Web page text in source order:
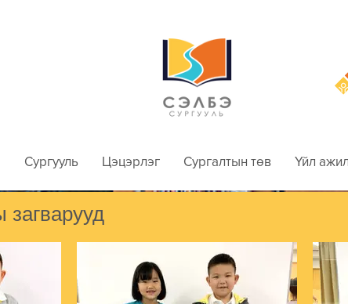
Сургууль Цэцэрлэг Сургалтын төв Үйл